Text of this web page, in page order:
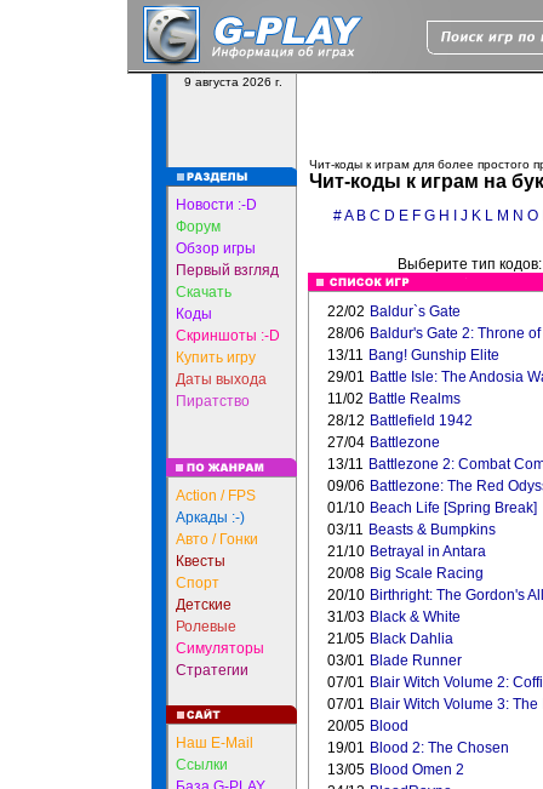
9 августа 2026 г.
Новости :-D
Форум
Обзор игры
Первый взгляд
Скачать
Коды
Скриншоты :-D
Купить игру
Даты выхода
Пиратство
Action / FPS
Аркады :-)
Авто / Гонки
Квесты
Спорт
Детские
Ролевые
Симуляторы
Стратегии
Наш E-Mail
Ссылки
Чит-коды к играм для более простого
Чит-коды к играм на
#A B C D E F G H J K L M N O
Выберите тип
22/02 Baldur`s Gate
28/06 Baldur's Gate 2: Throne
13/11 Bang! Gunship Elite
29/01 Battle Isle: The Andosia
11/02 Battle Realms
28/12 Battlefield 1942
27/04 Battlezone
13/11 Battlezone 2: Combat
09/06 Battlezone: The Red
01/10 Beach Life [Spring Break]
03/11 Beasts & Bumpkins
21/10 Betrayal in Antara
20/08 Big Scale Racing
20/10 Birthright: The Gordon's
31/03 Black & White
21/05 Black Dahlia
03/01 Blade Runner
07/01 Blair Witch Volume 2:
07/01 Blair Witch Volume 3:
20/05 Blood
19/01 Blood 2: The Chosen
13/05 Blood Omen 2